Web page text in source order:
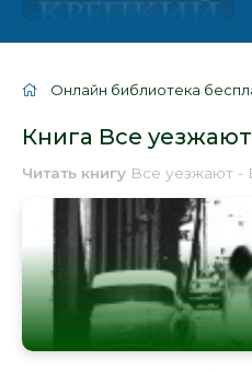
Онлайн библиотека
Книга Все
Читать книгу Все уезжают -